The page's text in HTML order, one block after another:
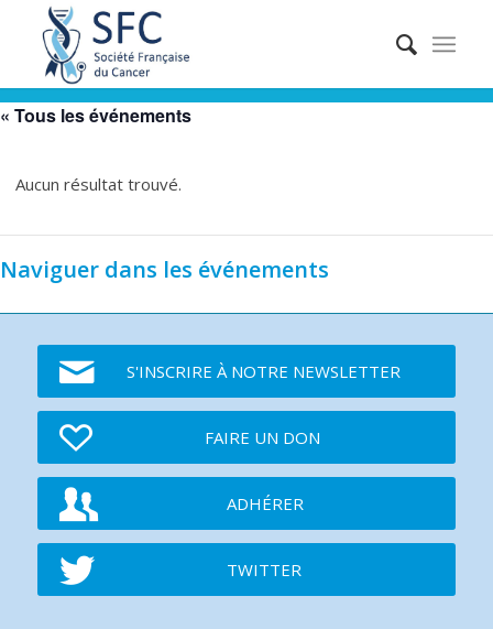
« Tous les événements
Aucun résultat trouvé.
Naviguer dans les événements
S'INSCRIRE À NOTRE NEWSLETTER
FAIRE UN DON
ADHÉRER
TWITTER